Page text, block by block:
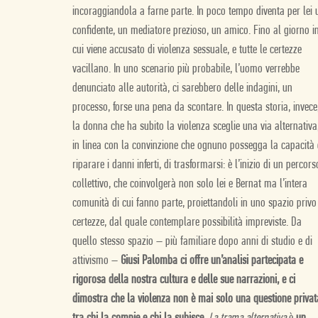
incoraggiandola a farne parte. In poco tempo diventa per lei
confidente, un mediatore prezioso, un amico. Fino al giorno in
cui viene accusato di violenza sessuale, e tutte le certezze
vacillano. In uno scenario più probabile, l’uomo verrebbe
denunciato alle autorità, ci sarebbero delle indagini, un
processo, forse una pena da scontare. In questa storia,
la donna che ha subito la violenza sceglie una via
in linea con la convinzione che ognuno possegga la capacità
riparare i danni inferti, di trasformarsi: è l’inizio di un
collettivo, che coinvolgerà non solo lei e Bernat ma l’intera
comunità di cui fanno parte, proiettandoli in uno spazio
certezze, dal quale contemplare possibilità impreviste. Da
quello stesso spazio – più familiare dopo anni di studio e di
attivismo – Giusi Palomba ci offre un’analisi partecipata e
rigorosa della nostra cultura e delle sue narrazioni, e ci
dimostra che la violenza non è mai solo una questione